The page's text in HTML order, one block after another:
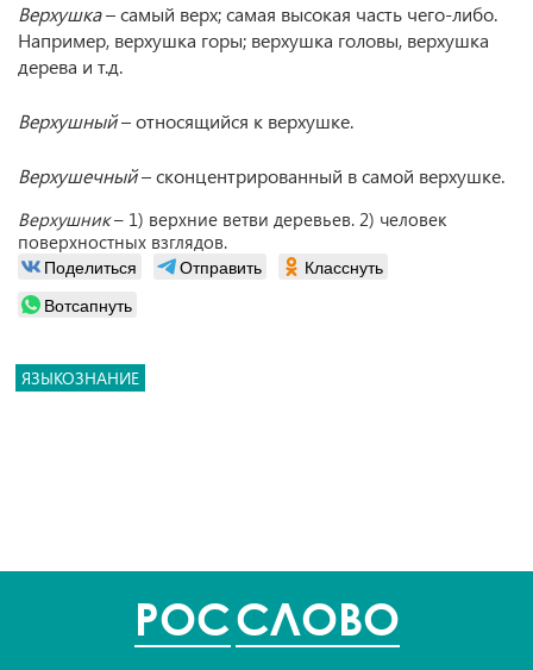
Верхушка– самый верх; самая высокая часть чего-либо.
Например, верхушка горы; верхушка головы, верхушка
дерева и т.д.
Верхушный– относящийся к верхушке.
Верхушечный– сконцентрированный в самой верхушке.
Верхушник– 1) верхние ветви деревьев. 2) человек
поверхностных взглядов.
Поделиться
Отправить
Класснуть
Вотсапнуть
ЯЗЫКОЗНАНИЕ
POCСЛОВО